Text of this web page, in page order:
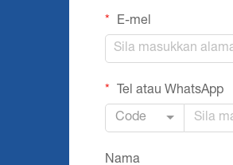
E-mel
Tel atau WhatsApp
Code
Nama